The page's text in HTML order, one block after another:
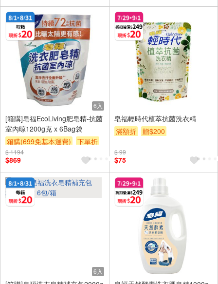
6入
[箱購]皂福EcoLiving肥皂精-抗菌
室內晾1200g克 x 6Bag袋
箱購(699免基本運費)
下單折
贈$200
$ 1194
$869
皂福輕時代植萃抗菌洗衣精
滿額折
贈$200
$ 99
$75
6入